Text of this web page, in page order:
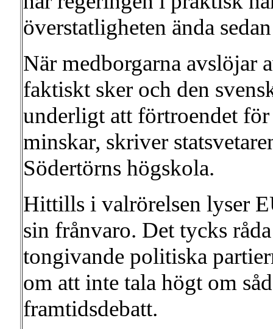
överstatligheten ända
När medborgarna avslöjar
faktiskt sker och den
underligt att förtroendet
minskar, skriver
Södertörns högskola.
Hittills i valrörelsen lyser
sin frånvaro. Det tycks
tongivande politiska
om att inte tala högt om
framtidsdebatt.